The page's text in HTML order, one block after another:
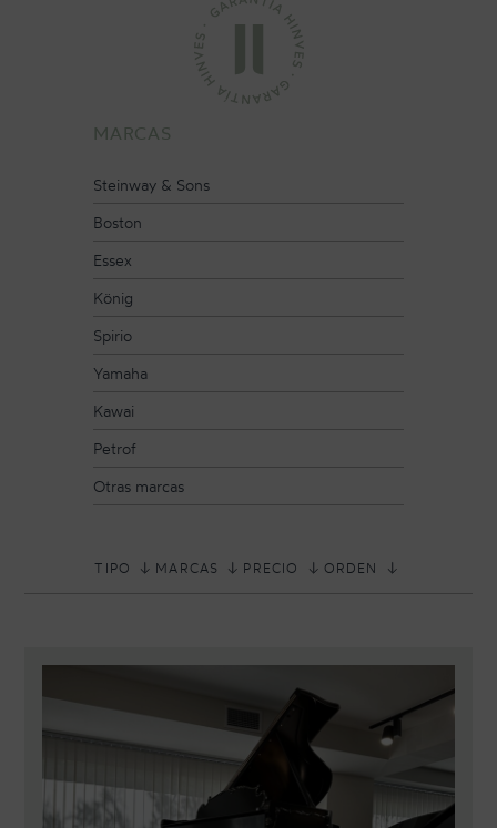
CONTACTO
NEWSLETTER
MARCAS
Steinway & Sons
Boston
Essex
König
Spirio
Yamaha
Kawai
Petrof
Otras marcas
TIPO MARCAS PRECIO ORDEN